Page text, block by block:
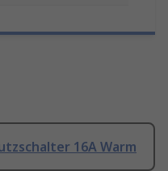
16A Warm